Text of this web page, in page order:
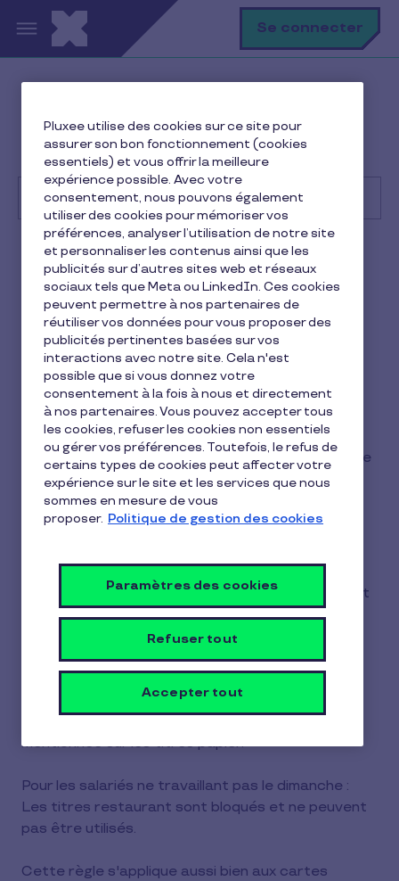
Aller au contenu principal Se connecter
Premiers pas
Quand puis-je utiliser ma Carte Pluxee Restaurant ?
Recherche
Consommateur Pluxee Restaurant
Quand puis-je utiliser ma
Carte Pluxee Restaurant ?
4 min de lecture 11 février 2026
lecture
Vous pouvez profiter de votre Carte Pluxee
Restaurant du lundi au samedi soir inclus (hors
dimanche et jours fériés, sauf dérogation de votre
employeur).
Les titres-restaurant
Le dimanche, l'utilisation des titres restaurant est
conditionnelle :
Pour les salariés travaillant le dimanche :
L'employeur peut autoriser l'utilisation des titres
restaurant. Cette autorisation doit être
mentionnée sur les titres papier.
Pour les salariés ne travaillant pas le dimanche :
Les titres restaurant sont bloqués et ne peuvent
pas être utilisés.
Cette règle s'applique aussi bien aux cartes
Pluxee utilise des cookies sur ce site pour
assurer son bon fonctionnement (cookies
essentiels) et vous offrir la meilleure
expérience possible. Avec votre
consentement, nous pouvons également
utiliser des cookies pour mémoriser vos
préférences, analyser l’utilisation de notre site
et personnaliser les contenus ainsi que les
publicités sur d’autres sites web et réseaux
sociaux tels que Meta ou LinkedIn. Ces cookies
peuvent permettre à nos partenaires de
réutiliser vos données pour vous proposer des
publicités pertinentes basées sur vos
interactions avec notre site. Cela n'est
possible que si vous donnez votre
consentement à la fois à nous et directement
à nos partenaires. Vous pouvez accepter tous
les cookies, refuser les cookies non essentiels
ou gérer vos préférences. Toutefois, le refus de
certains types de cookies peut affecter votre
expérience sur le site et les services que nous
sommes en mesure de vous
proposer. Politique de gestion des cookies
Paramètres des cookies
Refuser tout
Accepter tout